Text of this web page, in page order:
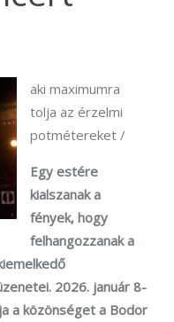
aki maximumra
tolja az érzelmi
potmétereket /
Egy estére
kialszanak a
fények, hogy
felhangozzanak a
2026. január 8-
a közönséget a Bodor